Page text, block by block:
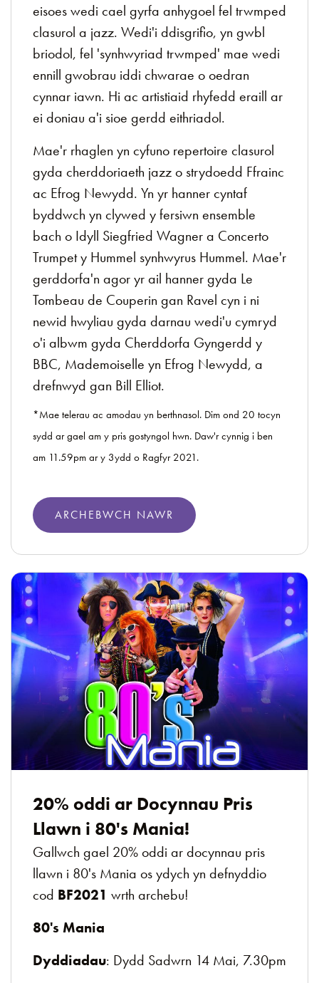
eisoes wedi cael gyrfa anhygoel fel trwmped
clasurol a jazz. Wedi'i ddisgrifio, yn gwbl
briodol, fel 'synhwyriad trwmped' mae wedi
ennill gwobrau iddi chwarae o oedran
cynnar iawn. Hi ac artistiaid rhyfedd eraill ar
ei doniau a'i sioe gerdd eithriadol.
Mae'r rhaglen yn cyfuno repertoire clasurol
gyda cherddoriaeth jazz o strydoedd Ffrainc
ac Efrog Newydd. Yn yr hanner cyntaf
byddwch yn clywed y fersiwn ensemble
bach o Idyll Siegfried Wagner a Concerto
Trumpet y Hummel synhwyrus Hummel. Mae'r
gerddorfa'n agor yr ail hanner gyda Le
Tombeau de Couperin gan Ravel cyn i ni
newid hwyliau gyda darnau wedi'u cymryd
o'i albwm gyda Cherddorfa Gyngerdd y
BBC, Mademoiselle yn Efrog Newydd, a
drefnwyd gan Bill Elliot.
*Mae telerau ac amodau yn berthnasol. Dim ond 20 tocyn
sydd ar gael am y pris gostyngol hwn. Daw'r cynnig i ben
am 11.59pm ar y 3ydd o Ragfyr 2021.
ARCHEBWCH NAWR
20% oddi ar Docynnau Pris
Llawn i 80's Mania!
Gallwch gael 20% oddi ar docynnau pris
llawn i 80's Mania os ydych yn defnyddio
cod BF2021 wrth archebu!
80's Mania
Dyddiadau: Dydd Sadwrn 14 Mai, 7.30pm